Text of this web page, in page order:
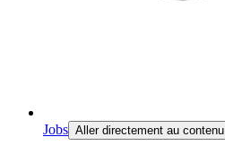
Jobs Aller directement au contenu